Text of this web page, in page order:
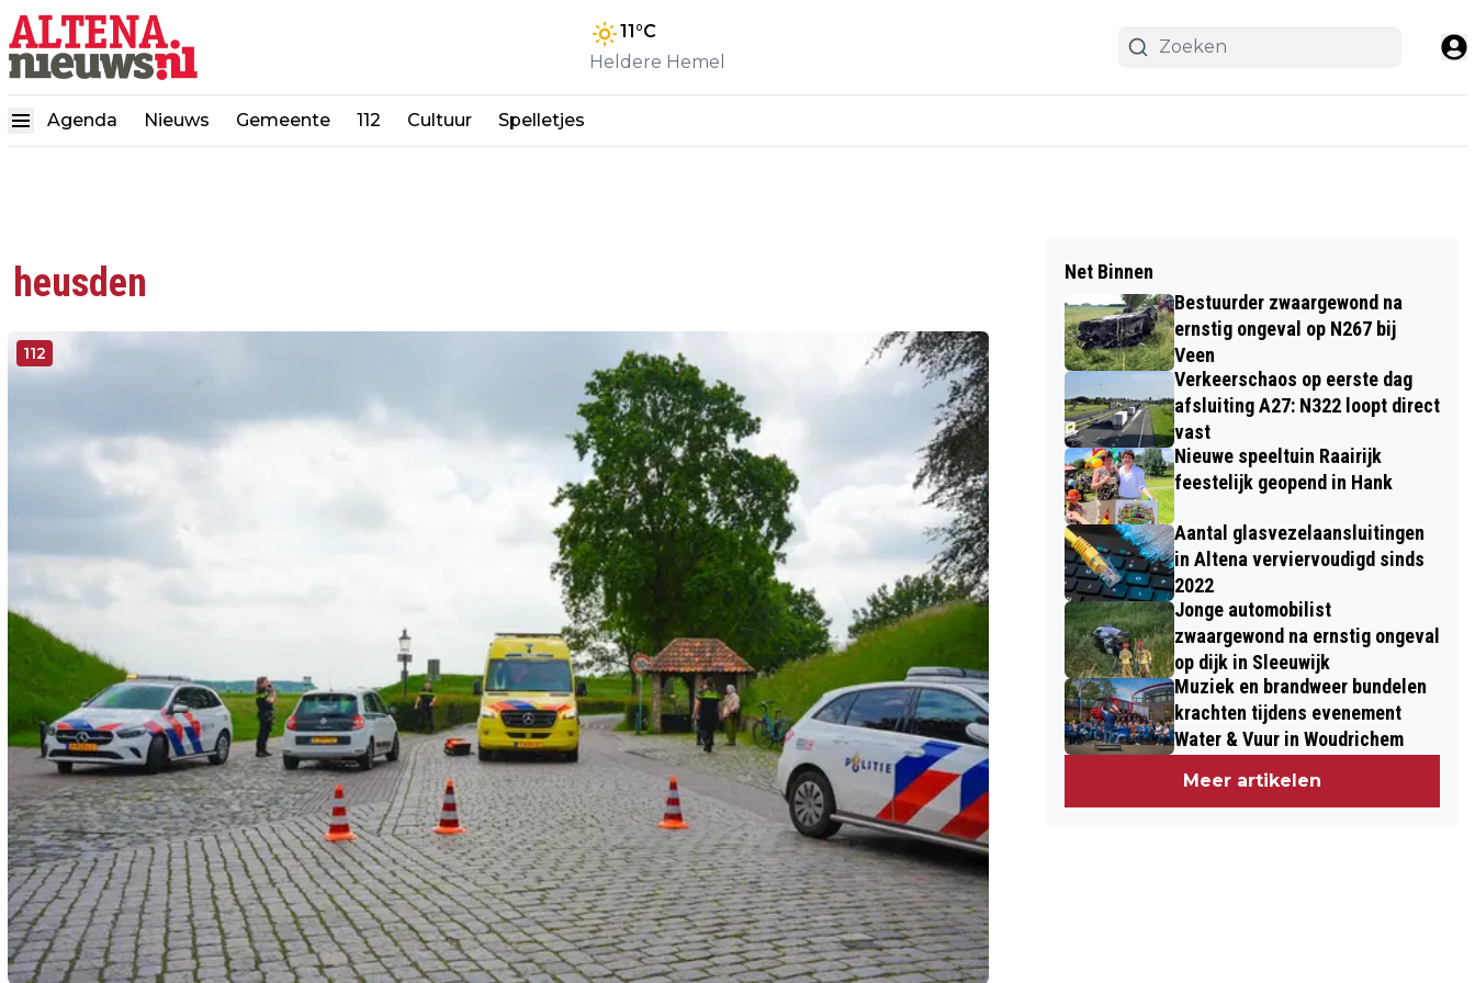
11°C
Heldere Hemel
Agenda Nieuws Gemeente 112 Cultuur Spelletjes
heusden
112
Net Binnen
Bestuurder zwaargewond na
ernstig ongeval op N267 bij
Veen
Verkeerschaos op eerste dag
afsluiting A27: N322 loopt direct
vast
Nieuwe speeltuin Raairijk
feestelijk geopend in Hank
Aantal glasvezelaansluitingen
in Altena verviervoudigd sinds
2022
Jonge automobilist
zwaargewond na ernstig ongeval
op dijk in Sleeuwijk
Muziek en brandweer bundelen
krachten tijdens evenement
Water & Vuur in Woudrichem
Meer artikelen